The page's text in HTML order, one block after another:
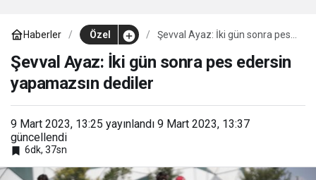
Haberler Özel
Şevval Ayaz: İki gün sonra pes
Şevval Ayaz: İki gün sonra pes edersin
yapamazsın dediler
9 Mart 2023, 13:25 yayınlandı 9 Mart 2023, 13:37
güncellendi
6dk, 37sn